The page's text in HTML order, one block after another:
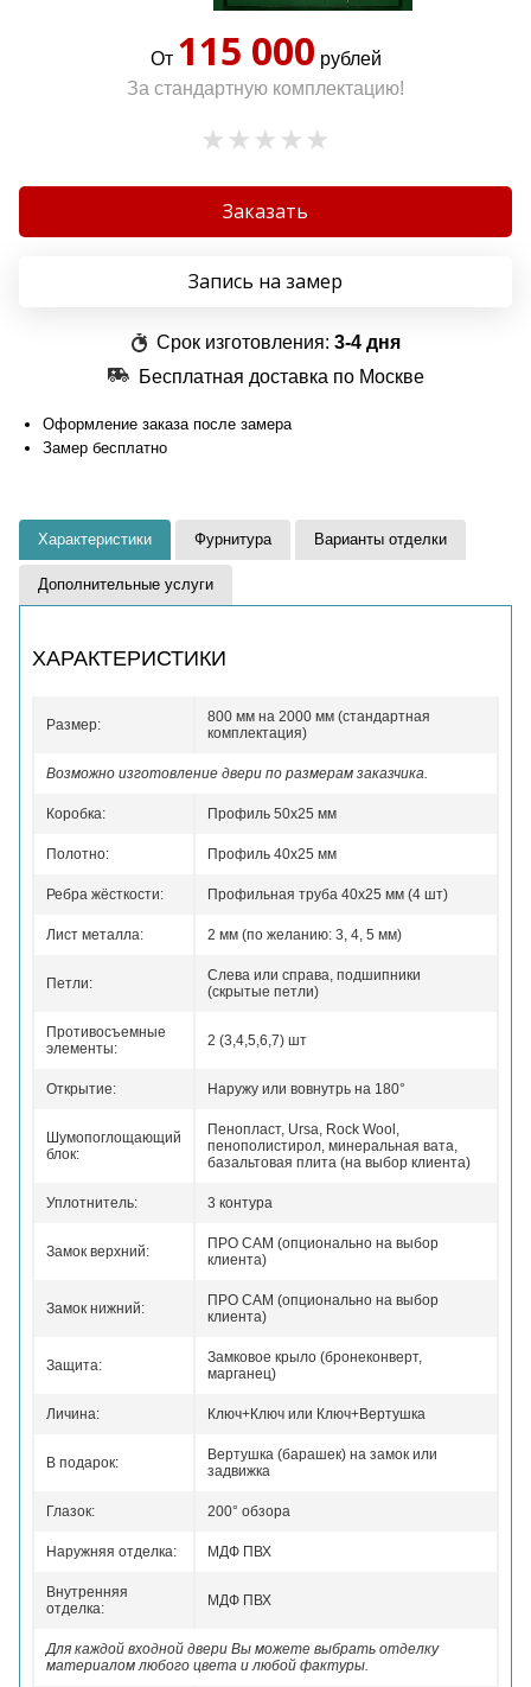
От 115 000 рублей
За стандартную комплектацию!
Заказать
Запись на замер
Срок изготовления: 3-4 дня
Бесплатная доставка по Москве
Оформление заказа после замера
Замер бесплатно
Характеристики Фурнитура Варианты отделки
Дополнительные услуги
ХАРАКТЕРИСТИКИ
Размер:
800 мм на 2000 мм (стандартная
комплектация)
Возможно изготовление двери по размерам заказчика.
Коробка: Профиль 50x25 мм
Полотно: Профиль 40x25 мм
Ребра жёсткости: Профильная труба 40х25 мм (4 шт)
Лист металла: 2 мм (по желанию: 3, 4, 5 мм)
Петли:
Слева или справа, подшипники
(скрытые петли)
Противосъемные
элементы:
2 (3,4,5,6,7) шт
Открытие: Наружу или вовнутрь на 180°
Шумопоглощающий
блок:
Пенопласт, Ursa, Rock Wool,
пенополистирол, минеральная вата,
базальтовая плита (на выбор клиента)
Уплотнитель: 3 контура
Замок верхний:
ПРО САМ (опционально на выбор
клиента)
Замок нижний:
ПРО САМ (опционально на выбор
клиента)
Защита:
Замковое крыло (бронеконверт,
марганец)
Личина: Ключ+Ключ или Ключ+Вертушка
В подарок:
Вертушка (барашек) на замок или
задвижка
Глазок: 200° обзора
Наружняя отделка: МДФ ПВХ
Внутренняя
отделка:
МДФ ПВХ
Для каждой входной двери Вы можете выбрать отделку
материалом любого цвета и любой фактуры.